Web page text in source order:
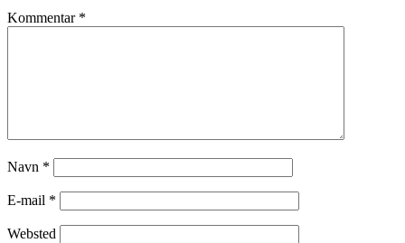
Kommentar *
Navn *
E-mail *
Websted